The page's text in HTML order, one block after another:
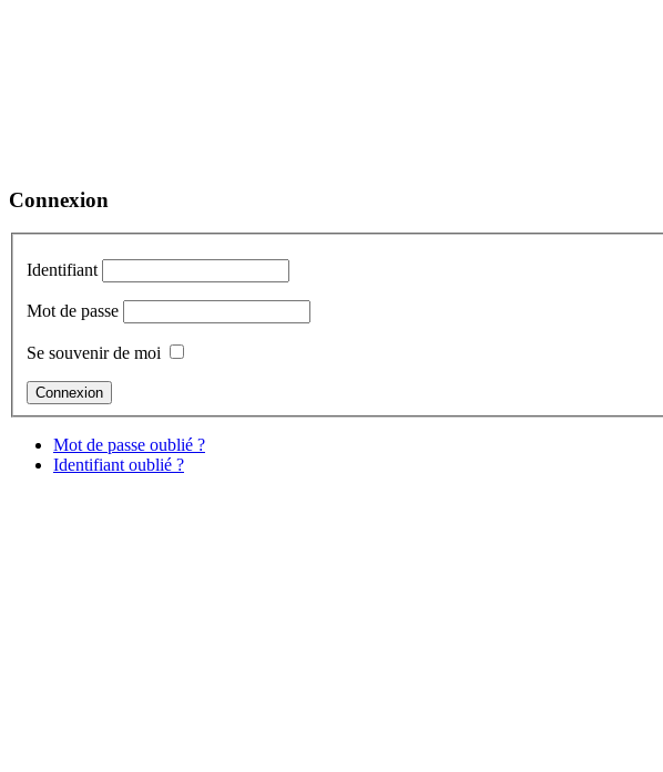
Connexion
Identifiant
Mot de passe
Se souvenir de moi
Mot de passe oublié ?
Identifiant oublié ?